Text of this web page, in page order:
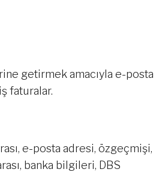
getirmek amacıyla e-posta
faturalar.
e-posta adresi, özgeçmişi,
banka bilgileri, DBS